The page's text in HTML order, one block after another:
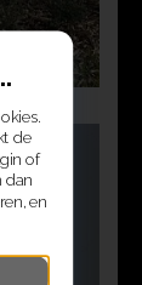
de
of
dan
en